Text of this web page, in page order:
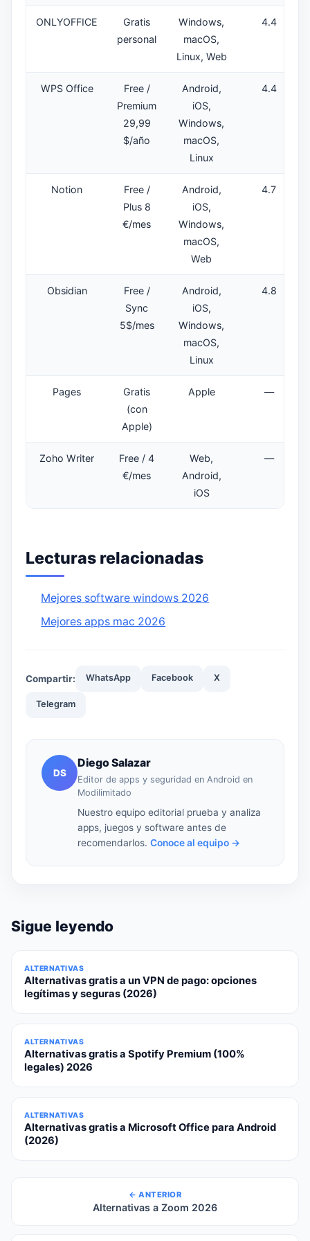
ONLYOFFICE
Gratis
personal
Windows,
macOS,
Linux, Web
4.4
WPS Office
Free /
Premium
29,99
$/año
Android,
iOS,
Windows,
macOS,
Linux
4.4
Notion
Free /
Plus 8
€/mes
Android,
iOS,
Windows,
macOS,
Web
4.7
Obsidian
Free /
Sync
5$/mes
Android,
iOS,
Windows,
macOS,
Linux
4.8
Pages
Gratis
(con
Apple)
Apple —
Zoho Writer
Free / 4
€/mes
Web,
Android,
iOS
—
Lecturas relacionadas
Mejores software windows 2026
Mejores apps mac 2026
Compartir: WhatsApp Facebook X
Telegram
DS
Diego Salazar
Editor de apps y seguridad en Android en
Modilimitado
Nuestro equipo editorial prueba y analiza
apps, juegos y software antes de
recomendarlos. Conoce al equipo →
Sigue leyendo
ALTERNATIVAS
Alternativas gratis a un VPN de pago: opciones
legítimas y seguras (2026)
ALTERNATIVAS
Alternativas gratis a Spotify Premium (100%
legales) 2026
ALTERNATIVAS
Alternativas gratis a Microsoft Office para Android
(2026)
← ANTERIOR
Alternativas a Zoom 2026